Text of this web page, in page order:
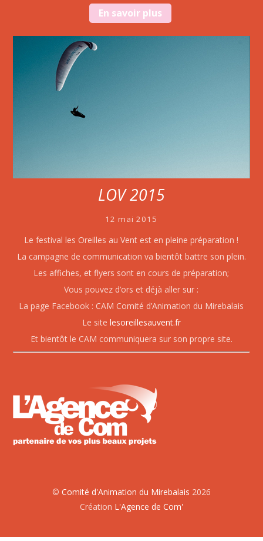
© Comité d'Animation du Mirebalais 2026
Création L'Agence de Com'
En savoir plus
LOV 2015
12 mai 2015
Le festival les Oreilles au Vent est en pleine préparation !
La campagne de communication va bientôt battre son plein.
Les affiches, et flyers sont en cours de préparation;
Vous pouvez d’ors et déjà aller sur :
La page Facebook : CAM Comité d’Animation du Mirebalais
Le site lesoreillesauvent.fr
Et bientôt le CAM communiquera sur son propre site.